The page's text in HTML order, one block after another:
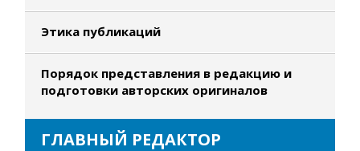
Этика публикаций
Порядок представления в редакцию и
подготовки авторских оригиналов
ГЛАВНЫЙ РЕДАКТОР